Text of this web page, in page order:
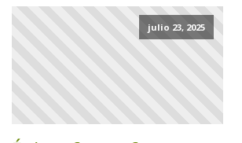
julio 23, 2025